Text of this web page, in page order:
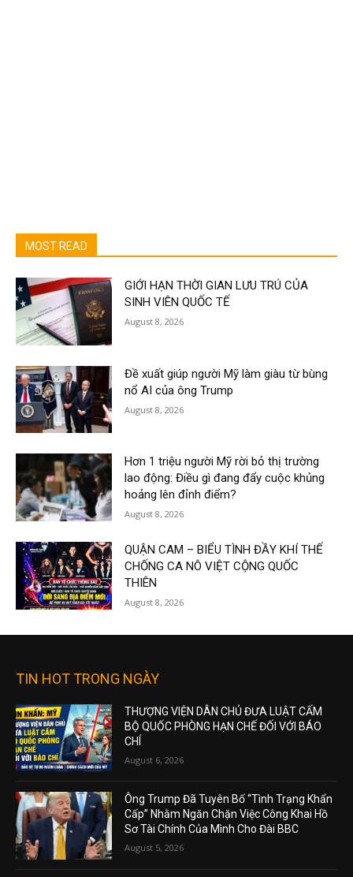
MOST READ
GIỚI HẠN THỜI GIAN LƯU TRÚ CỦA
SINH VIÊN QUỐC TẾ
August 8, 2026
Đề xuất giúp người Mỹ làm giàu từ bùng
nổ AI của ông Trump
August 8, 2026
Hơn 1 triệu người Mỹ rời bỏ thị trường
lao động: Điều gì đang đẩy cuộc khủng
hoảng lên đỉnh điểm?
August 8, 2026
QUẬN CAM – BIỂU TÌNH ĐẦY KHÍ THẾ
CHỐNG CA NÔ VIỆT CỘNG QUỐC
THIÊN
August 8, 2026
TIN HOT TRONG NGÀY
THƯỢNG VIỆN DÂN CHỦ ĐƯA LUẬT CẤM
BỘ QUỐC PHÒNG HẠN CHẾ ĐỐI VỚI BÁO
CHÍ
August 6, 2026
Ông Trump Đã Tuyên Bố “Tình Trạng Khẩn
Cấp” Nhằm Ngăn Chặn Việc Công Khai Hồ
Sơ Tài Chính Của Mình Cho Đài BBC
August 5, 2026